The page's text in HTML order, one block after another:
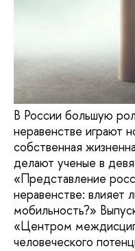
В России большую
неравенстве играют
собственная
делают ученые в
«Представление
неравенстве: влияет
мобильность?»
«Центром
человеческого